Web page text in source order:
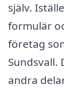
själv.
formulär
företag
Sundsvall.
andra